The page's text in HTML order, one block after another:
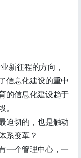
新征程的方向，
信息化建设的重中
的信息化建设趋于
。
迫切的，也是触动
系变革？
一个管理中心，一